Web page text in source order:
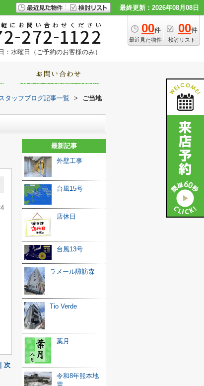
最終更新：2026年08月08日
00件
最近見た物件
00件
検討リスト
：水曜日（ご予約のお客様のみ）
タッフブログ記事一覧 >
ご当地
次
最新記事
外壁工事
台風15号
店休日
台風13号
ラメール諏訪森
Tio Verde
葉月
令和8年熊本地